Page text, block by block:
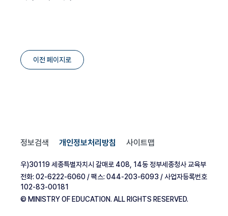
이전 페이지로
정보검색 개인정보처리방침 사이트맵
우)30119 세종특별자치시 갈매로 408, 14동 정부세종청사 교육부
전화: 02-6222-6060 / 팩스: 044-203-6093 / 사업자등록번호
102-83-00181
© MINISTRY OF EDUCATION. ALL RIGHTS RESERVED.